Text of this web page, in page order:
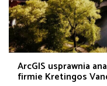
ArcGIS usprawnia
firmie Kretingos